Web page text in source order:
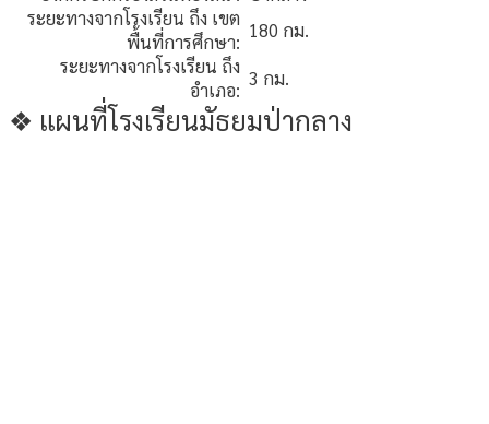
ระยะทางจากโรงเรียน ถึง เขต
พื้นที่การศึกษา: 180 กม.
ระยะทางจากโรงเรียน ถึง
อำเภอ: 3 กม.
❖ แผนที่โรงเรียนมัธยมป่ากลาง